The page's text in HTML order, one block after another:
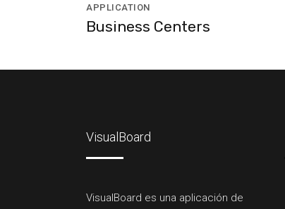
APPLICATION
Business Centers
VisualBoard
VisualBoard es una aplicación de